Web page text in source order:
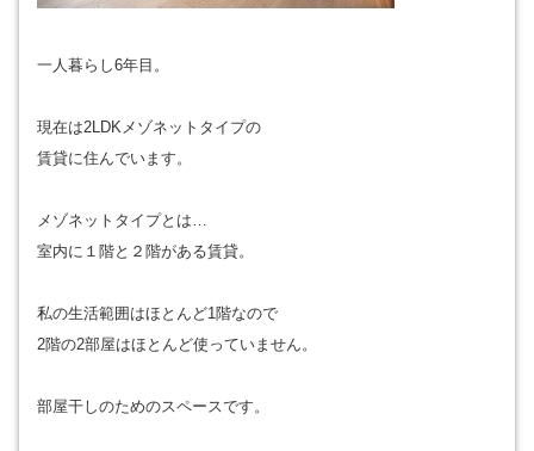
一人暮らし6年目。
現在は2LDKメゾネットタイプの
賃貸に住んでいます。
メゾネットタイプとは…
室内に１階と２階がある賃貸。
私の生活範囲はほとんど1階なので
2階の2部屋はほとんど使っていません。
部屋干しのためのスペースです。